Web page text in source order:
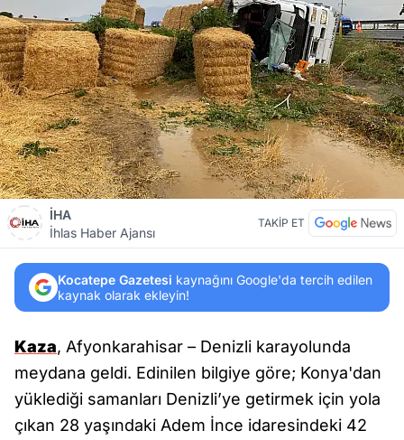
İHA
İhlas Haber Ajansı
TAKİP ET
Kocatepe Gazetesi kaynağını Google'da tercih edilen
kaynak olarak ekleyin!
Kaza, Afyonkarahisar – Denizli karayolunda
meydana geldi. Edinilen bilgiye göre; Konya'dan
yüklediği samanları Denizli’ye getirmek için yola
çıkan 28 yaşındaki Adem İnce idaresindeki 42